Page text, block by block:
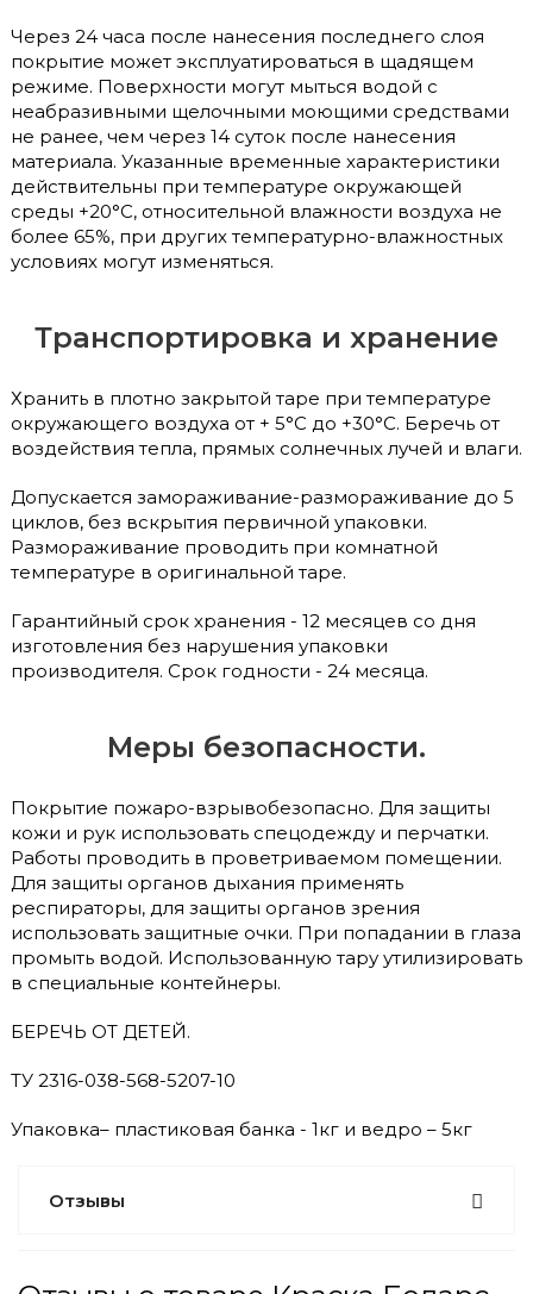
Через 24 часа после нанесения последнего слоя
покрытие может эксплуатироваться в щадящем
режиме. Поверхности могут мыться водой с
неабразивными щелочными моющими средствами
не ранее, чем через 14 суток после нанесения
материала. Указанные временные характеристики
действительны при температуре окружающей
среды +20°С, относительной влажности воздуха не
более 65%, при других температурно-влажностных
условиях могут изменяться.
Транспортировка и хранение
Хранить в плотно закрытой таре при температуре
окружающего воздуха от + 5°С до +30°С. Беречь от
воздействия тепла, прямых солнечных лучей и влаги.
Допускается замораживание-размораживание до 5
циклов, без вскрытия первичной упаковки.
Размораживание проводить при комнатной
температуре в оригинальной таре.
Гарантийный срок хранения - 12 месяцев со дня
изготовления без нарушения упаковки
производителя. Срок годности - 24 месяца.
Меры безопасности.
Покрытие пожаро-взрывобезопасно. Для защиты
кожи и рук использовать спецодежду и перчатки.
Работы проводить в проветриваемом помещении.
Для защиты органов дыхания применять
респираторы, для защиты органов зрения
использовать защитные очки. При попадании в глаза
промыть водой. Использованную тару утилизировать
в специальные контейнеры.
БЕРЕЧЬ ОТ ДЕТЕЙ.
ТУ 2316-038-568-5207-10
Упаковка– пластиковая банка - 1кг и ведро – 5кг
Отзывы